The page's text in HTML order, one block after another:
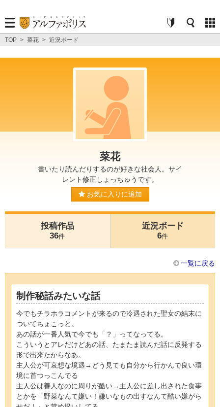
TOP > 菜花 > 近況ボード
菜花
書いたり読んだりするのが好きな社会人。サイ
レント修正しょっちゅうです。
お気に入りに追加
投稿作品
36件
近況ボード
6件
一覧に戻る
制作秘話みたいな話
今でもチラホラコメントが来るので冷遇された聖女の結末に
ついてちょこっと。
あの話が一番人気で今でも「？」ってなってる。
こういうとアレだけどあの話、たまたま読んだ話に反発する
形で出来たからなあ。
主人公が可哀想な境遇→どう見ても自分から行かんで良い環
境に首つっこんでる
主人公は善人なのに周りが酷い→主人公に差し出された食事
とかを「野菜なんて嫌い！嫌いなもの出すなんて酷い嫌がら